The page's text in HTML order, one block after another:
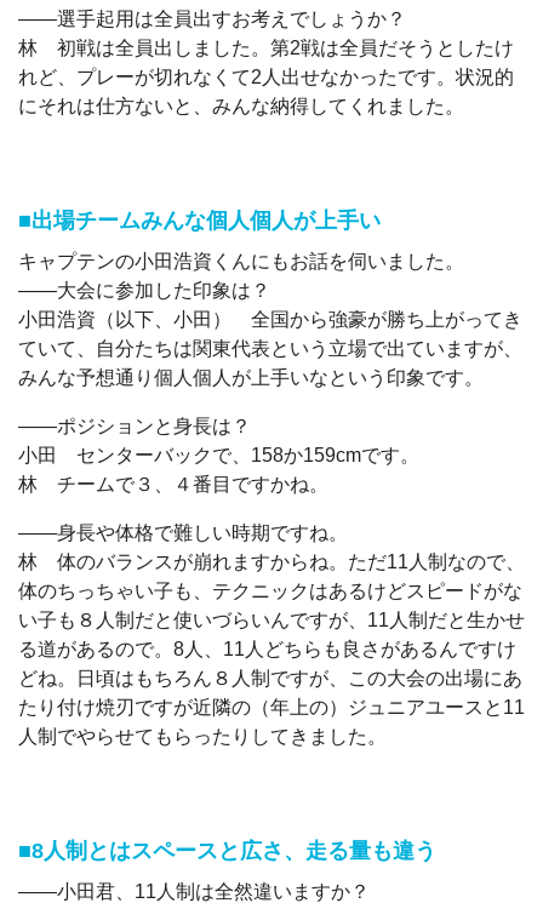
――選手起用は全員出すお考えでしょうか？
林 初戦は全員出しました。第2戦は全員だそうとしたけ
れど、プレーが切れなくて2人出せなかったです。状況的
にそれは仕方ないと、みんな納得してくれました。
■出場チームみんな個人個人が上手い
キャプテンの小田浩資くんにもお話を伺いました。
――大会に参加した印象は？
小田浩資（以下、小田） 全国から強豪が勝ち上がってき
ていて、自分たちは関東代表という立場で出ていますが、
みんな予想通り個人個人が上手いなという印象です。
――ポジションと身長は？
小田 センターバックで、158か159cmです。
林 チームで３、４番目ですかね。
――身長や体格で難しい時期ですね。
林 体のバランスが崩れますからね。ただ11人制なので、
体のちっちゃい子も、テクニックはあるけどスピードがな
い子も８人制だと使いづらいんですが、11人制だと生かせ
る道があるので。8人、11人どちらも良さがあるんですけ
どね。日頃はもちろん８人制ですが、この大会の出場にあ
たり付け焼刃ですが近隣の（年上の）ジュニアユースと11
人制でやらせてもらったりしてきました。
■8人制とはスペースと広さ、走る量も違う
――小田君、11人制は全然違いますか？